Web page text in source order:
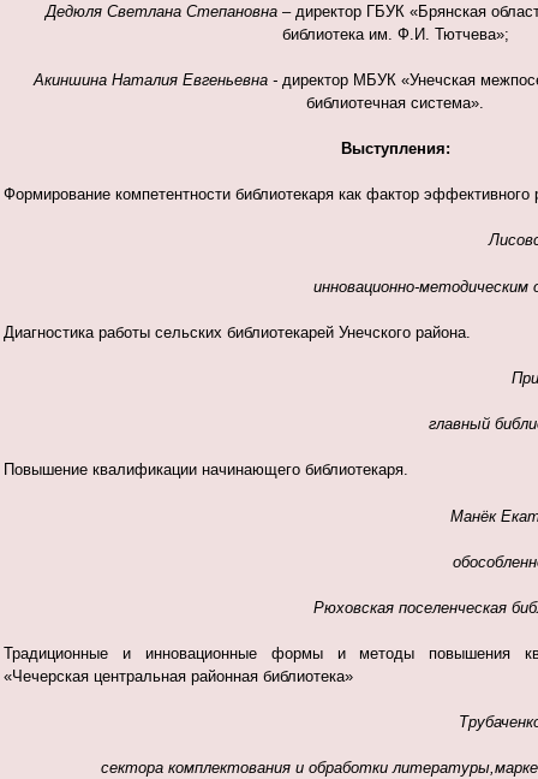
Дедюля Светлана Степановна – директор ГБУК «Брянская
библиотека им. Ф.И. Тютчева»;
Акиншина Наталия Евгеньевна - директор МБУК «Унечская
библиотечная система».
Выступления:
Формирование компетентности библиотекаря как фактор эффективного
инновационно-
Диагностика работы сельских библиотекарей Унечского района.
главный
Повышение квалификации начинающего библиотекаря.
Манёк
Рюховская поселенческая
Традиционные и инновационные формы и методы повышения
«Чечерская центральная районная библиотека»
сектора комплектования и обработки